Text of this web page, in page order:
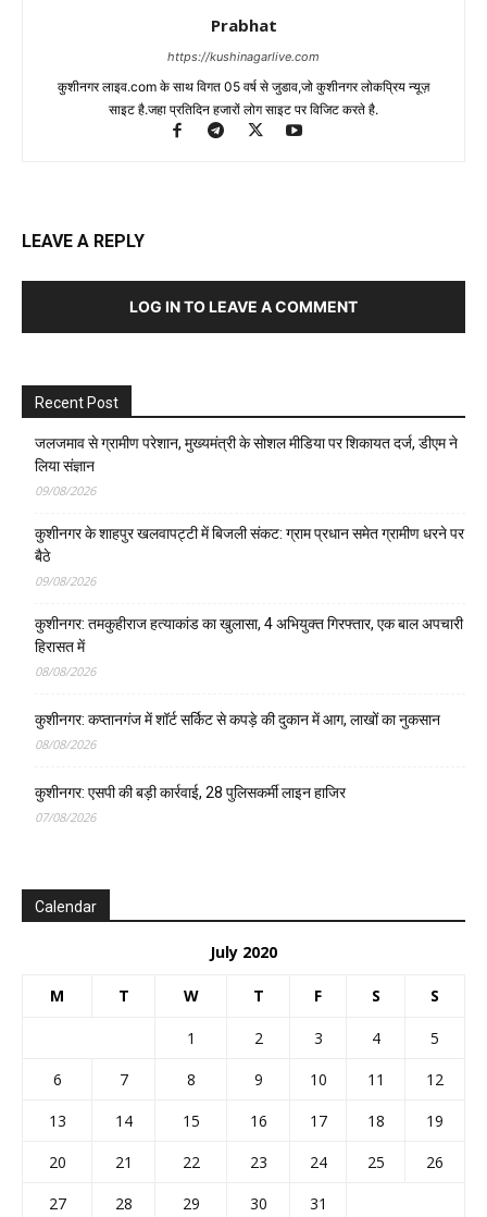
Prabhat
https://kushinagarlive.com
कुशीनगर लाइव.com के साथ विगत 05 वर्ष से जुडाव,जो कुशीनगर लोकप्रिय न्यूज़
साइट है.जहा प्रतिदिन हजारों लोग साइट पर विजिट करते है.
LEAVE A REPLY
LOG IN TO LEAVE A COMMENT
Recent Post
जलजमाव से ग्रामीण परेशान, मुख्यमंत्री के सोशल मीडिया पर शिकायत दर्ज, डीएम ने
लिया संज्ञान
09/08/2026
कुशीनगर के शाहपुर खलवापट्टी में बिजली संकट: ग्राम प्रधान समेत ग्रामीण धरने पर
बैठे
09/08/2026
कुशीनगर: तमकुहीराज हत्याकांड का खुलासा, 4 अभियुक्त गिरफ्तार, एक बाल अपचारी
हिरासत में
08/08/2026
कुशीनगर: कप्तानगंज में शॉर्ट सर्किट से कपड़े की दुकान में आग, लाखों का नुकसान
08/08/2026
कुशीनगर: एसपी की बड़ी कार्रवाई, 28 पुलिसकर्मी लाइन हाजिर
07/08/2026
Calendar
July 2020
M T W T F S S
1 2 3 4
5
6
7 8 9 10 11
12
13
14 15 16 17 18
19
20
21 22 23 24 25
26
27
28 29 30
31